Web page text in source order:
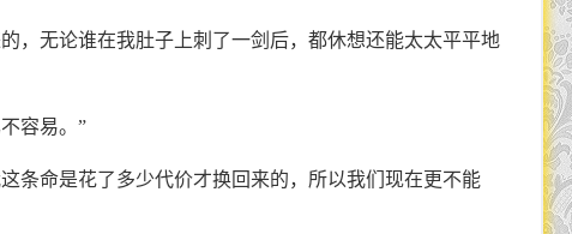
，无论谁在我肚子上刺了一剑后，都休想还能太太平平地
容易。”
条命是花了多少代价才换回来的，所以我们现在更不能